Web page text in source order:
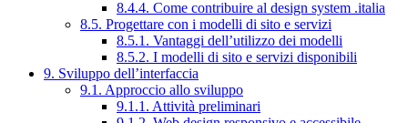
8.4.4. Come contribuire al design system .italia
8.5. Progettare con i modelli di sito e servizi
8.5.1. Vantaggi dell’utilizzo dei modelli
8.5.2. I modelli di sito e servizi disponibili
9. Sviluppo dell’interfaccia
9.1. Approccio allo sviluppo
9.1.1. Attività preliminari